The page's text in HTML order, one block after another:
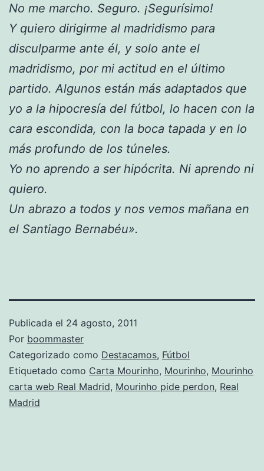
No me marcho. Seguro. ¡Segurísimo!
Y quiero dirigirme al madridismo para
disculparme ante él, y solo ante el
madridismo, por mi actitud en el último
partido. Algunos están más adaptados que
yo a la hipocresía del fútbol, lo hacen con la
cara escondida, con la boca tapada y en lo
más profundo de los túneles.
Yo no aprendo a ser hipócrita. Ni aprendo ni
quiero.
Un abrazo a todos y nos vemos mañana en
el Santiago Bernabéu».
Publicada el 24 agosto, 2011
Por boommaster
Categorizado como Destacamos, Fútbol
Etiquetado como Carta Mourinho, Mourinho, Mourinho
carta web Real Madrid, Mourinho pide perdon, Real
Madrid